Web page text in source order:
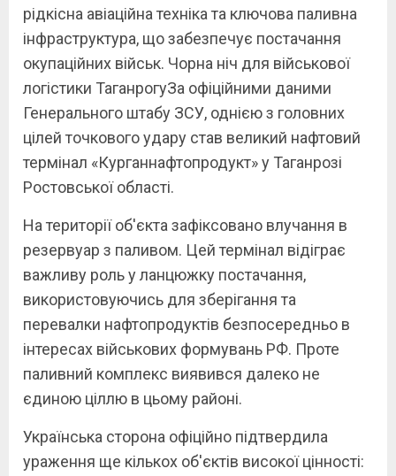
рідкісна авіаційна техніка та ключова паливна
інфраструктура, що забезпечує постачання
окупаційних військ. Чорна ніч для військової
логістики ТаганрогуЗа офіційними даними
Генерального штабу ЗСУ, однією з головних
цілей точкового удару став великий нафтовий
термінал «Курганнафтопродукт» у Таганрозі
Ростовської області.
На території об'єкта зафіксовано влучання в
резервуар з паливом. Цей термінал відіграє
важливу роль у ланцюжку постачання,
використовуючись для зберігання та
перевалки нафтопродуктів безпосередньо в
інтересах військових формувань РФ. Проте
паливний комплекс виявився далеко не
єдиною ціллю в цьому районі.
Українська сторона офіційно підтвердила
ураження ще кількох об'єктів високої цінності: